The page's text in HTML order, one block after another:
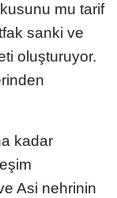
mu tarif
sanki ve
oluşturuyor.
kadar
Asi nehrinin